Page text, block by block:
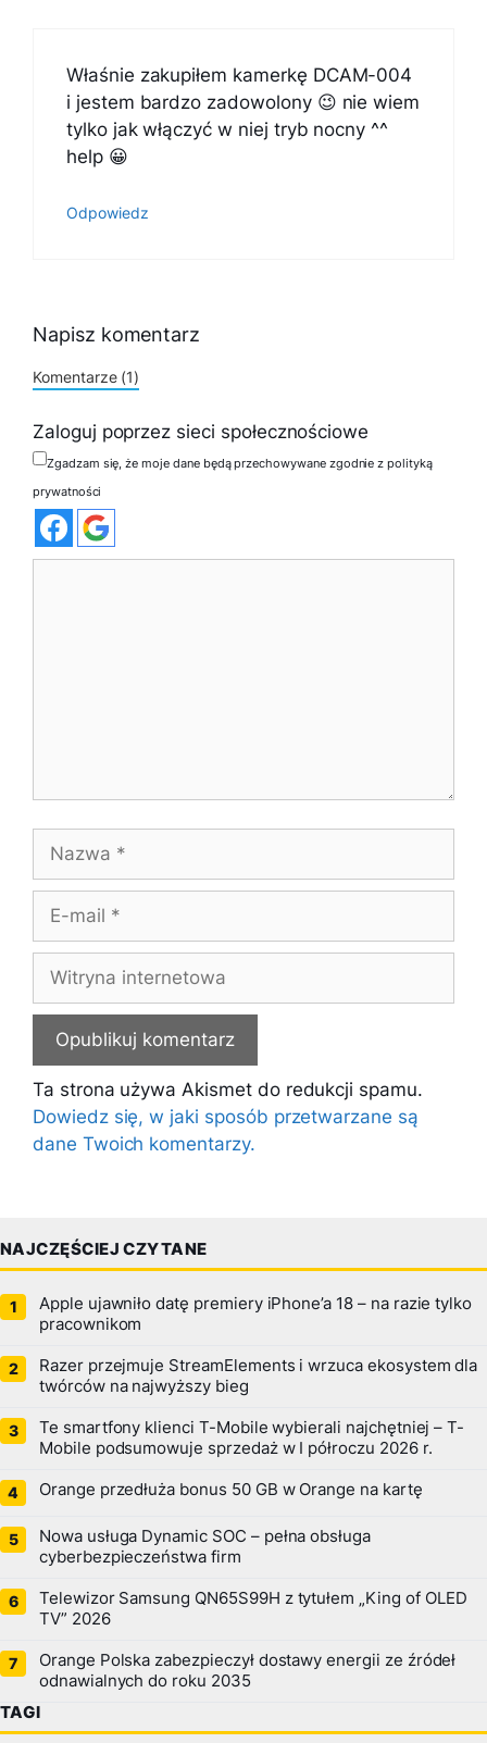
Właśnie zakupiłem kamerkę DCAM-004
i jestem bardzo zadowolony 😉 nie wiem
tylko jak włączyć w niej tryb nocny ^^
help 😀
Odpowiedz
Napisz komentarz
Komentarze (1)
Zaloguj poprzez sieci społecznościowe
Zgadzam się, że moje dane będą przechowywane zgodnie z polityką
prywatności
mail
internetowa
Ta strona używa Akismet do redukcji spamu.
Dowiedz się, w jaki sposób przetwarzane są
dane Twoich komentarzy.
NAJCZĘŚCIEJ CZYTANE
Apple ujawniło datę premiery iPhone’a 18 – na razie tylko
pracownikom
Razer przejmuje StreamElements i wrzuca ekosystem dla
twórców na najwyższy bieg
Te smartfony klienci T-Mobile wybierali najchętniej – T-
Mobile podsumowuje sprzedaż w I półroczu 2026 r.
Orange przedłuża bonus 50 GB w Orange na kartę
Nowa usługa Dynamic SOC – pełna obsługa
cyberbezpieczeństwa firm
Telewizor Samsung QN65S99H z tytułem „King of OLED
TV” 2026
Orange Polska zabezpieczył dostawy energii ze źródeł
odnawialnych do roku 2035
TAGI